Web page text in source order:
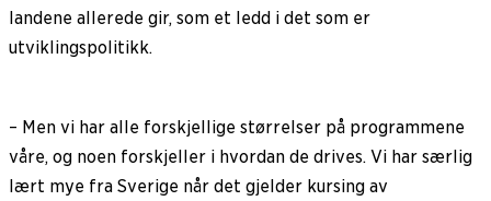
landene allerede gir, som et ledd i det som er
utviklingspolitikk.
– Men vi har alle forskjellige størrelser på programmene
våre, og noen forskjeller i hvordan de drives. Vi har særlig
lært mye fra Sverige når det gjelder kursing av